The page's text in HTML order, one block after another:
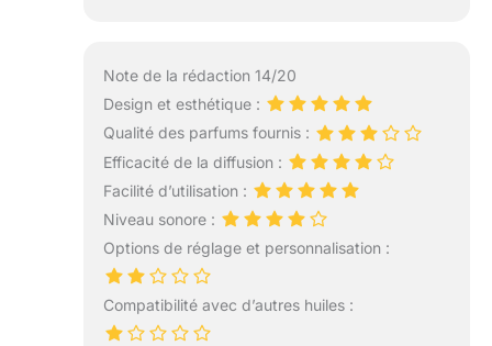
Note de la rédaction 14/20
Design et esthétique :
Qualité des parfums fournis :
Efficacité de la diffusion :
Facilité d’utilisation :
Niveau sonore :
Options de réglage et personnalisation :
Compatibilité avec d’autres huiles :